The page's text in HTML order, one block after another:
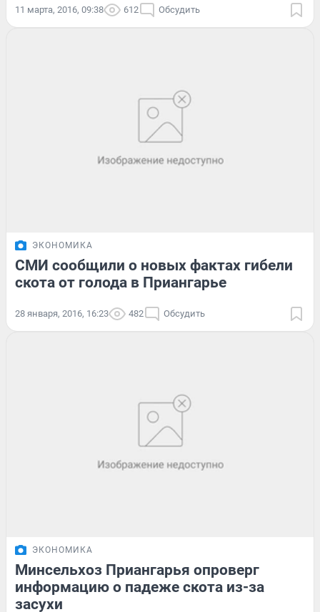
11 марта, 2016, 09:38 612 Обсудить
ЭКОНОМИКА
СМИ сообщили о новых фактах гибели
скота от голода в Приангарье
28 января, 2016, 16:23 482 Обсудить
ЭКОНОМИКА
Минсельхоз Приангарья опроверг
информацию о падеже скота из-за
засухи